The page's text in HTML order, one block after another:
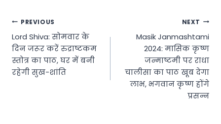
Post
navigation
PREVIOUS
Lord Shiva: सोमवार के
दिन जरूर करें रुद्राष्टकम
स्तोत्र का पाठ, घर में बनी
रहेगी सुख-शांति
NEXT
Masik Janmashtami
2024: मासिक कृष्ण
जन्माष्टमी पर राधा
चालीसा का पाठ खूब देगा
लाभ, भगवान कृष्ण होंगे
प्रसन्न